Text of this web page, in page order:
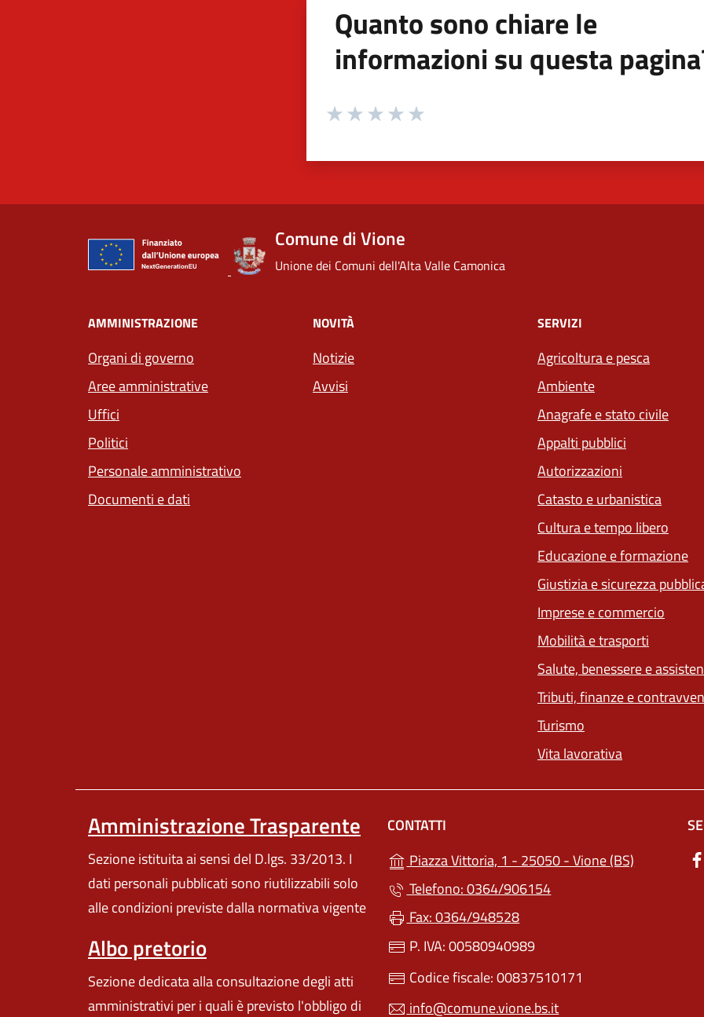
Quanto sono chiare le
informazioni su questa
Valuta da 1 a 5 stelle la pagina
Comune di Vione
Unione dei Comuni dell'Alta Valle Camonica
AMMINISTRAZIONE
Organi di governo
Aree amministrative
Uffici
Politici
Personale amministrativo
Documenti e dati
NOVITÀ
Notizie
Avvisi
SERVIZI
Agricoltura e pesca
Ambiente
Anagrafe e stato civile
Appalti pubblici
Autorizzazioni
Catasto e urbanistica
Cultura e tempo libero
Educazione e formazione
Giustizia e sicurezza
Imprese e commercio
Mobilità e trasporti
Salute, benessere e
Tributi, finanze e
Turismo
Vita lavorativa
Amministrazione Trasparente
Sezione istituita ai sensi del D.lgs. 33/2013. I
dati personali pubblicati sono riutilizzabili solo
alle condizioni previste dalla normativa vigente
Albo pretorio
Sezione dedicata alla consultazione degli atti
amministrativi per i quali è previsto l'obbligo di
CONTATTI
Piazza Vittoria, 1 - 25050 - Vione (BS) (apre in
Telefono: 0364/906154
Fax: 0364/948528
P. IVA: 00580940989
Codice fiscale: 00837510171
info@comune.vione.bs.it